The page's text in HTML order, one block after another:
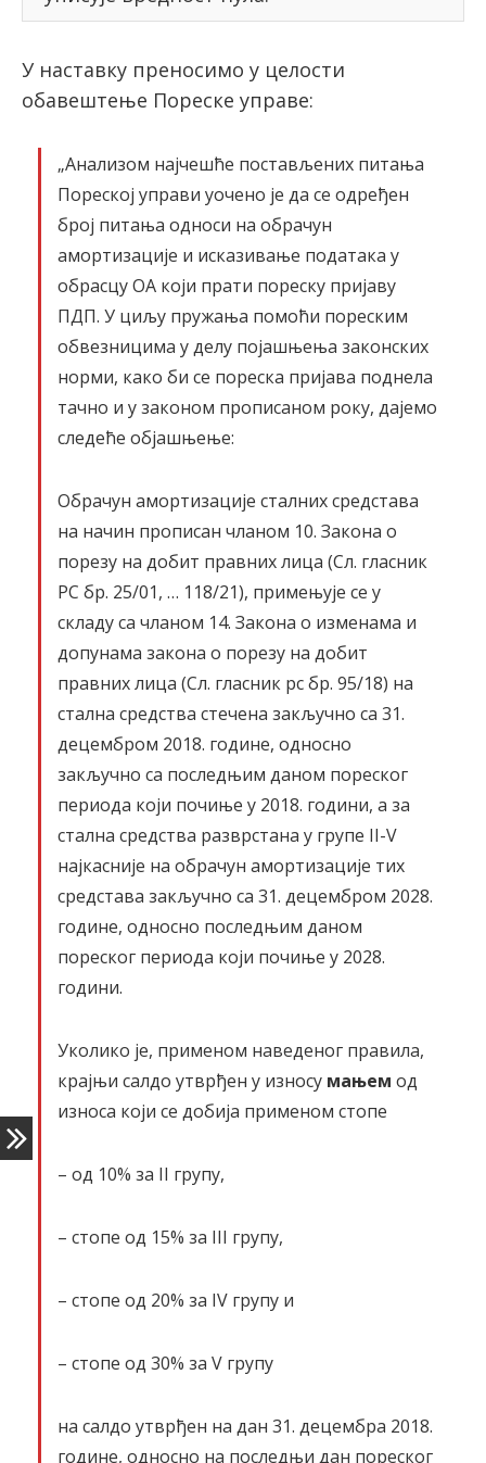
У наставку преносимо у целости
обавештење Пореске управе:
„Анализом најчешће постављених питања
Пореској управи уочено је да се одређен
број питања односи на обрачун
амортизације и исказивање података у
обрасцу ОА који прати пореску пријаву
ПДП. У циљу пружања помоћи пореским
обвезницима у делу појашњења законских
норми, како би се пореска пријава поднела
тачно и у законом прописаном року, дајемо
следеће објашњење:
Обрачун амортизације сталних средстава
на начин прописан чланом 10. Закона о
порезу на добит правних лица (Сл. гласник
РС бр. 25/01, … 118/21), примењује се у
складу са чланом 14. Закона о изменама и
допунама закона о порезу на добит
правних лица (Сл. гласник рс бр. 95/18) на
стална средства стечена закључно са 31.
децембром 2018. године, односно
закључно са последњим даном пореског
периода који почиње у 2018. години, а за
стална средства разврстана у групе II-V
најкасније на обрачун амортизације тих
средстава закључно са 31. децембром 2028.
године, односно последњим даном
пореског периода који почиње у 2028.
години.
Уколико је, применом наведеног правила,
крајњи салдо утврђен у износу мањем од
износа који се добија применом стопе
– од 10% за II групу,
– стопе од 15% за III групу,
– стопе од 20% за IV групу и
– стопе од 30% за V групу
на салдо утврђен на дан 31. децембра 2018.
године, односно на последњи дан пореског